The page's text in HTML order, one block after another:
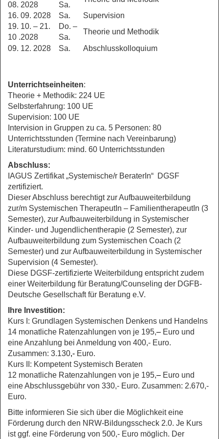
08. 2028 Sa.
16. 09. 2028
Sa.
Supervision
19. 10. – 21.
10 .2028
Do. –
Sa.
Theorie und Methodik
09. 12. 2028
Sa. Abschlusskolloquium
Unterrichtseinheiten:
Theorie + Methodik: 224 UE
Selbsterfahrung: 100 UE
Supervision: 100 UE
Intervision in Gruppen zu ca. 5 Personen: 80
Unterrichtsstunden (Termine nach Vereinbarung)
Literaturstudium: mind. 60 Unterrichtsstunden
Abschluss:
IAGUS Zertifikat „Systemische/r BeraterIn“ DGSF
zertifiziert.
Dieser Abschluss berechtigt zur Aufbauweiterbildung
zur/m Systemischen TherapeutIn – FamilientherapeutIn (3
Semester), zur Aufbauweiterbildung in Systemischer
Kinder- und Jugendlichentherapie (2 Semester), zur
Aufbauweiterbildung zum Systemischen Coach (2
Semester) und zur Aufbauweiterbildung in Systemischer
Supervision (4 Semester).
Diese DGSF-zertifizierte Weiterbildung entspricht zudem
einer Weiterbildung für Beratung/Counseling der DGFB-
Deutsche Gesellschaft für Beratung e.V.
Ihre Investition:
Kurs I: Grundlagen Systemischen Denkens und Handelns
14 monatliche Ratenzahlungen von je 195,– Euro und
eine Anzahlung bei Anmeldung von 400,- Euro.
Zusammen: 3.130,- Euro.
Kurs II: Kompetent Systemisch Beraten
12 monatliche Ratenzahlungen von je 195,– Euro und
eine Abschlussgebühr von 330,- Euro. Zusammen: 2.670,-
Euro.
Bitte informieren Sie sich über die Möglichkeit eine
Förderung durch den NRW-Bildungsscheck 2.0. Je Kurs
ist ggf. eine Förderung von 500,- Euro möglich. Der